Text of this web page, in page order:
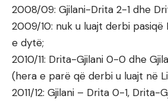
2008/09: Gjilani-Drita 2-1 dhe
2009/10: nuk u luajt derbi pasiqë
e dytë;
2010/11: Drita-Gjilani 0-0 dhe
(hera e parë që derbi u luajt në
2011/12: Gjilani – Drita 0-1, Drita-